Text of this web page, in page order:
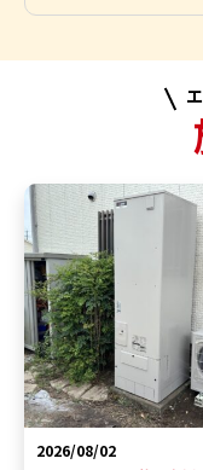
2026/08/02